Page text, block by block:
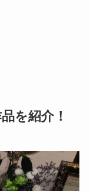
を紹介！